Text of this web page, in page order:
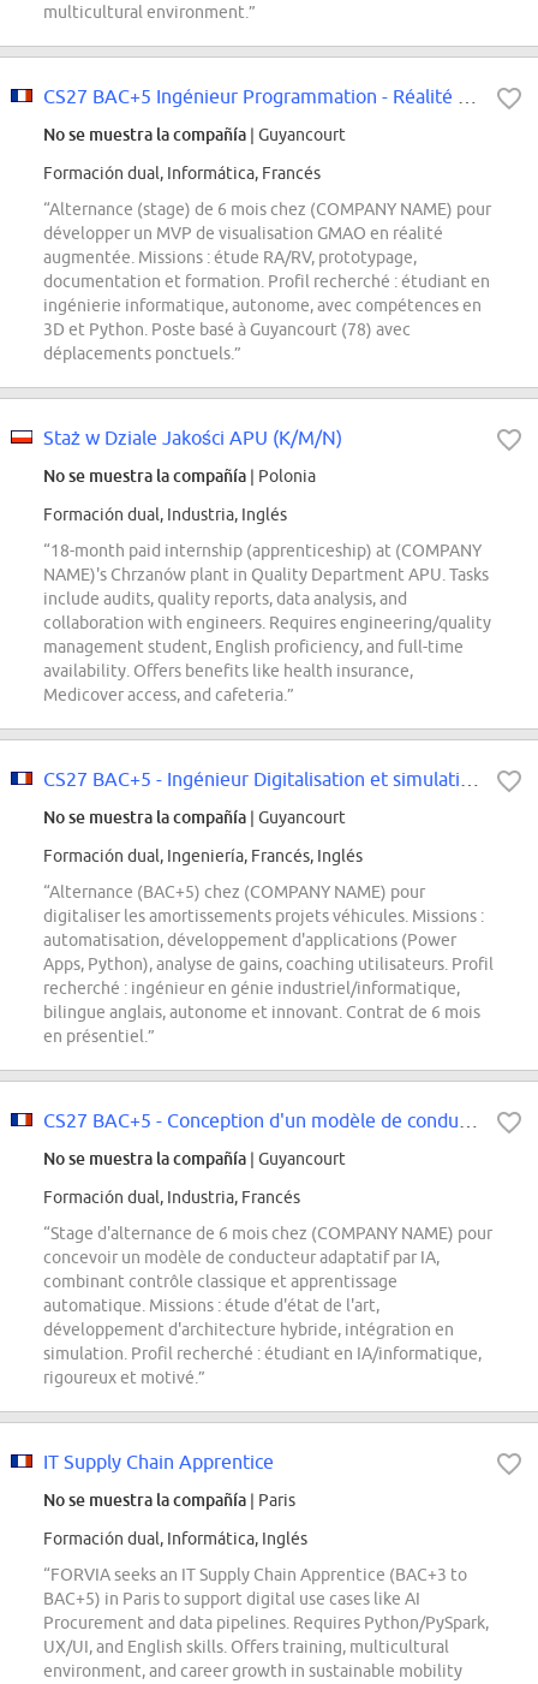
multicultural environment.”
No se muestra la compañía | Guyancourt
Formación dual, Informática, Francés
“Alternance (stage) de 6 mois chez (COMPANY NAME) pour
développer un MVP de visualisation GMAO en réalité
augmentée. Missions : étude RA/RV, prototypage,
documentation et formation. Profil recherché : étudiant en
ingénierie informatique, autonome, avec compétences en
3D et Python. Poste basé à Guyancourt (78) avec
déplacements ponctuels.”
Staż w Dziale Jakości APU (K/M/N)
No se muestra la compañía | Polonia
Formación dual, Industria, Inglés
“18-month paid internship (apprenticeship) at (COMPANY
NAME)'s Chrzanów plant in Quality Department APU. Tasks
include audits, quality reports, data analysis, and
collaboration with engineers. Requires engineering/quality
management student, English proficiency, and full-time
availability. Offers benefits like health insurance,
Medicover access, and cafeteria.”
No se muestra la compañía | Guyancourt
Formación dual, Ingeniería, Francés, Inglés
“Alternance (BAC+5) chez (COMPANY NAME) pour
digitaliser les amortissements projets véhicules. Missions :
automatisation, développement d'applications (Power
Apps, Python), analyse de gains, coaching utilisateurs. Profil
recherché : ingénieur en génie industriel/informatique,
bilingue anglais, autonome et innovant. Contrat de 6 mois
en présentiel.”
No se muestra la compañía | Guyancourt
Formación dual, Industria, Francés
“Stage d'alternance de 6 mois chez (COMPANY NAME) pour
concevoir un modèle de conducteur adaptatif par IA,
combinant contrôle classique et apprentissage
automatique. Missions : étude d'état de l'art,
développement d'architecture hybride, intégration en
simulation. Profil recherché : étudiant en IA/informatique,
rigoureux et motivé.”
IT Supply Chain Apprentice
No se muestra la compañía | Paris
Formación dual, Informática, Inglés
“FORVIA seeks an IT Supply Chain Apprentice (BAC+3 to
BAC+5) in Paris to support digital use cases like AI
Procurement and data pipelines. Requires Python/PySpark,
UX/UI, and English skills. Offers training, multicultural
environment, and career growth in sustainable mobility